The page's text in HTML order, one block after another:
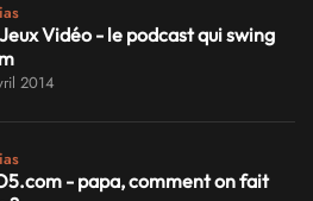
Vidéo - le podcast qui swing
2014
- papa, comment on fait